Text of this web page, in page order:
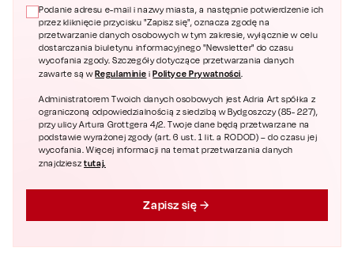
Podanie adresu e-mail i nazwy miasta, a następnie potwierdzenie ich
przez kliknięcie przycisku "Zapisz się", oznacza zgodę na
przetwarzanie danych osobowych w tym zakresie, wyłącznie w celu
dostarczania biuletynu informacyjnego "Newsletter" do czasu
wycofania zgody. Szczegóły dotyczące przetwarzania danych
zawarte są wRegulaminie iPolityce Prywatności.
Administratorem Twoich danych osobowych jest Adria Art spółka z
ograniczoną odpowiedzialnością z siedzibą w Bydgoszczy (85- 227),
przy ulicy Artura Grottgera 4/2. Twoje dane będą przetwarzane na
podstawie wyrażonej zgody (art. 6 ust. 1 lit. a RODOD) – do czasu jej
wycofania. Więcej informacji na temat przetwarzania danych
znajdziesztutaj.
Zapisz się